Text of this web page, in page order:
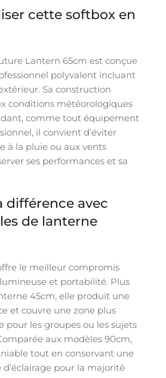
cette softbox en
Lantern 65cm est conçue
polyvalent incluant
Sa construction
conditions météorologiques
comme tout équipement
il convient d’éviter
à la pluie ou aux vents
ses performances et sa
différence avec
de lanterne
le meilleur compromis
et portabilité. Plus
45cm, elle produit une
et couvre une zone plus
pour les groupes ou les sujets
aux modèles 90cm,
tout en conservant une
pour la majorité